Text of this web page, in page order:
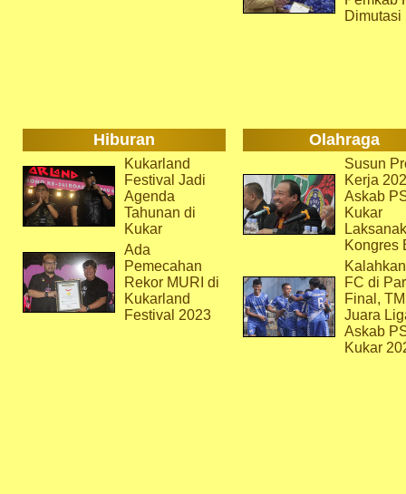
Dimutasi
Hiburan Olahraga
Kukarland
Festival Jadi
Agenda
Tahunan di
Kukar
Ada
Pemecahan
Rekor MURI di
Kukarland
Festival 2023
Susun
Kerja
Askab
Kukar
Kongres
FC di
Final,
Juara
Askab
Kukar